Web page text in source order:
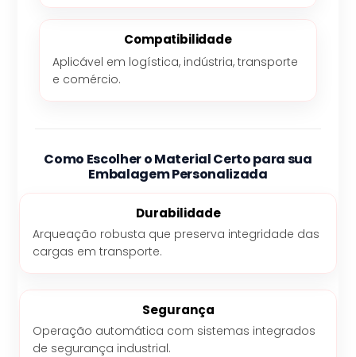
Compatibilidade
Aplicável em logística, indústria, transporte
e comércio.
Como Escolher o Material Certo para sua
Embalagem Personalizada
Durabilidade
Arqueação robusta que preserva integridade das
cargas em transporte.
Segurança
Operação automática com sistemas integrados
de segurança industrial.